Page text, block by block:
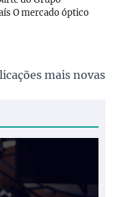
O mercado óptico
mais novas